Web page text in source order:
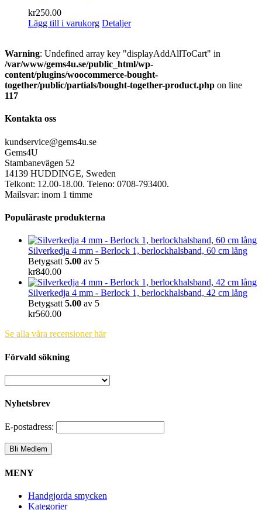
kr250.00
Lägg till i varukorg Detaljer
Warning: Undefined array key "displayAddAllToCart" in
/var/www/gems4u.se/public_html/wp-
content/plugins/woocommerce-bought-
together/public/partials/bought-together-product.php on line
117
Kontakta oss
kundservice@gems4u.se
Gems4U
Stambanevägen 52
14139 HUDDINGE, Sweden
Telkont: 12.00-18.00. Teleno: 0708-793400.
Mailsvar: inom 1 timme
Populäraste produkterna
Silverkedja 4 mm - Berlock 1, berlockhalsband, 60 cm lång
Betygsatt 5.00 av 5
kr840.00
Silverkedja 4 mm - Berlock 1, berlockhalsband, 42 cm lång
Betygsatt 5.00 av 5
kr560.00
Se alla våra recensioner här
Förvald sökning
Nyhetsbrev
E-postadress:
MENY
Handgjorda smycken
Kategorier